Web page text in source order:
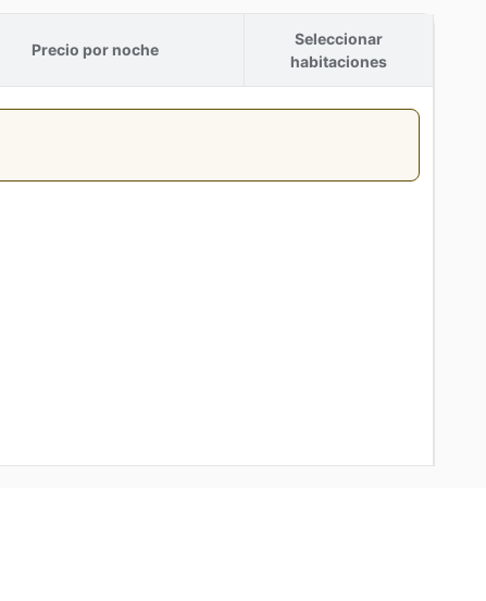
Precio por noche
Seleccionar
habitaciones